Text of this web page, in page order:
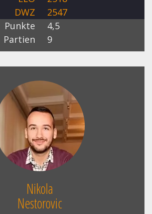
DWZ
2547
Punkte
4,5
Partien
9
Nikola
Nestorovic